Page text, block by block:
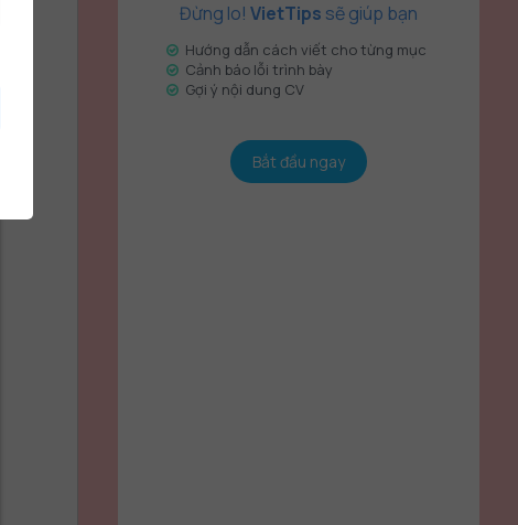
Đừng lo! VietTips sẽ giúp bạn
Hướng dẫn cách viết cho từng mục
Cảnh báo lỗi trình bày
Gợi ý nội dung CV
Bắt đầu ngay